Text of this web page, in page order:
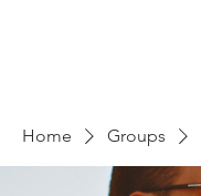
Home Groups